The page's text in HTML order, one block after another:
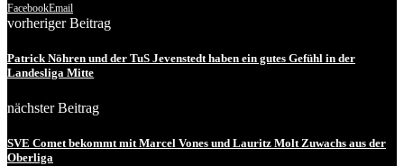
FacebookEmail
vorheriger Beitrag
Patrick Nöhren und der TuS Jevenstedt haben ein gutes Gefühl in der
Landesliga Mitte
nächster Beitrag
SVE Comet bekommt mit Marcel Vones und Lauritz Molt Zuwachs aus der
Oberliga